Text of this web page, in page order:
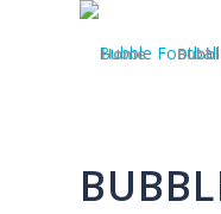
Home